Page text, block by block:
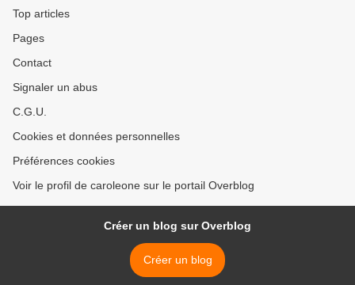
Top articles
Pages
Contact
Signaler un abus
C.G.U.
Cookies et données personnelles
Préférences cookies
Voir le profil de caroleone sur le portail Overblog
Créer un blog sur Overblog
Créer un blog